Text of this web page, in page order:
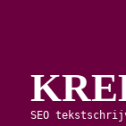
primaire
inhoud
SEO